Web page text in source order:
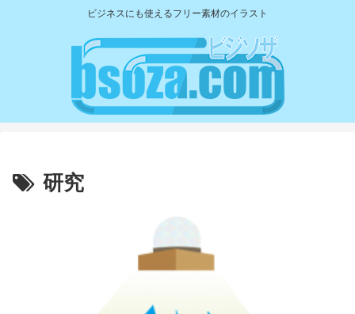
ビジネスにも使えるフリー素材のイラスト
研究